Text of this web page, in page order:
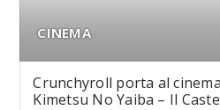
CINEMA
Crunchyroll porta al
Kimetsu No Yaiba – Il